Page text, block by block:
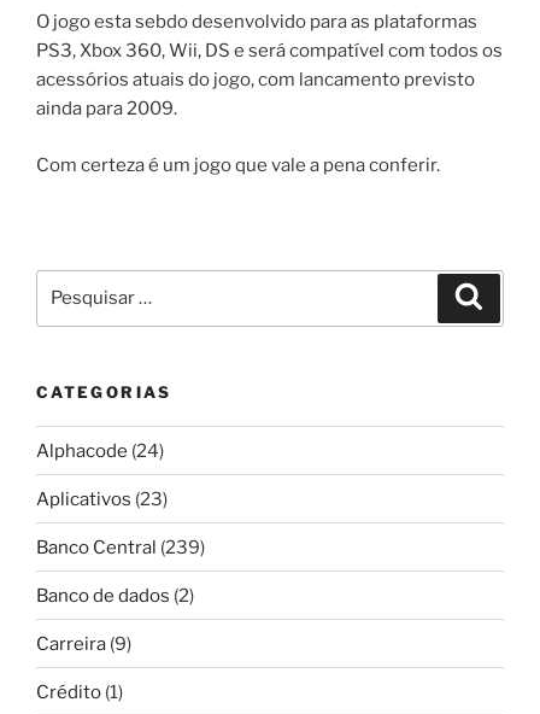
O jogo esta sebdo desenvolvido para as plataformas
PS3, Xbox 360, Wii, DS e será compatível com todos os
acessórios atuais do jogo, com lancamento previsto
ainda para 2009.
Com certeza é um jogo que vale a pena conferir.
por:
CATEGORIAS
Alphacode (24)
Aplicativos (23)
Banco Central (239)
Banco de dados (2)
Carreira (9)
Crédito (1)